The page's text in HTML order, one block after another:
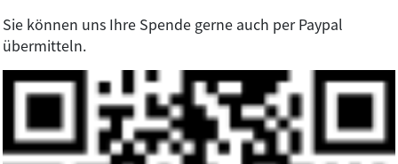
Sie können uns Ihre Spende gerne auch per Paypal
übermitteln.